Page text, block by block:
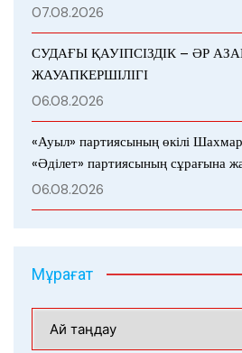
07.08.2026
СУДАҒЫ ҚАУІПСІЗДІК – ӘР
ЖАУАПКЕРШІЛІГІ
06.08.2026
«Ауыл» партиясының өкілі
«Әділет» партиясының сұрағына
06.08.2026
Мұрағат